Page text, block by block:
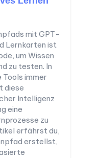
mit GPT-
Lernkarten ist
um Wissen
zu testen. In
Tools immer
diese
Intelligenz
eine
zu
erfährst du,
erstellst,